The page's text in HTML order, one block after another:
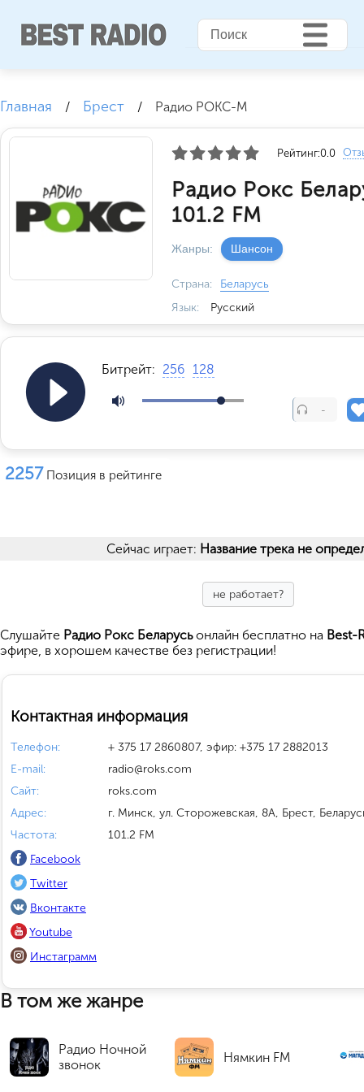
Главная / Брест / Радио РОКС-М
Рейтинг:0.0
Радио Рокс
101.2 FM
Жанры: Шансон
Страна:
Беларусь
Язык:
Русский
Битрейт: 256 128
-
2257 Позиция в рейтинге
Сейчас играет: Название трека не
не работает?
Cлушайте Радио Рокс Беларусьонлайн бесплатно на Best-
эфире, в хорошем качестве без регистрации!
Контактная информация
Телефон:
+ 375 17 2860807, эфир: +375 17 2882013
E-mail:
radio@roks.com
Сайт:
roks.com
Адрес:
г. Минск, ул. Сторожевская, 8А, Брест,
Частота:
101.2 FM
Facebook
Twitter
Вконтакте
Youtube
Инстаграмм
В том же жанре
Радио Ночной
звонок
Нямкин FM